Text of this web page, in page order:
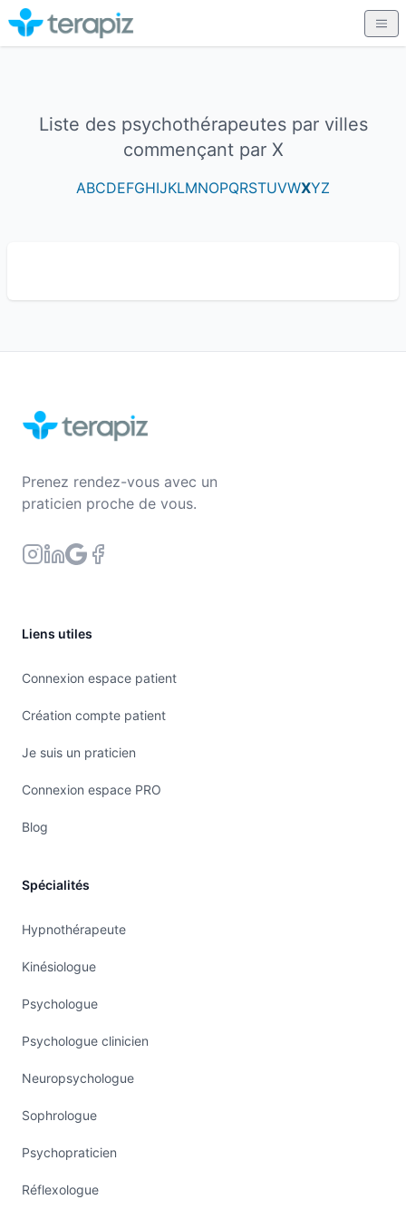
Liste des psychothérapeutes par villes
commençant par X
ABCDEFGHIJKLMNOPQRSTUVWXYZ
Prenez rendez-vous avec un
praticien proche de vous.
Liens utiles
Connexion espace patient
Création compte patient
Je suis un praticien
Connexion espace PRO
Blog
Spécialités
Hypnothérapeute
Kinésiologue
Psychologue
Psychologue clinicien
Neuropsychologue
Sophrologue
Psychopraticien
Réflexologue